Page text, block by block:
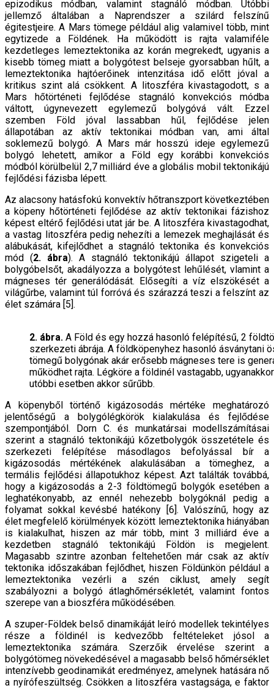
epizodikus módban, valamint stagnáló módban. Utóbbi
jellemző általában a Naprendszer a szilárd felszínű
égitestjeire. A Mars tömege például alig valamivel több, mint
egytizede a Földének. Ha működött is rajta valamiféle
kezdetleges lemeztektonika az korán megrekedt, ugyanis a
kisebb tömeg miatt a bolygótest belseje gyorsabban hűlt, a
lemeztektonika hajtóerőinek intenzitása idő előtt jóval a
kritikus szint alá csökkent. A litoszféra kivastagodott, s a
Mars hőtörténeti fejlődése stagnáló konvekciós módba
váltott, úgynevezett egylemezű bolygóvá vált. Ezzel
szemben Föld jóval lassabban hűl, fejlődése jelen
állapotában az aktív tektonikai módban van, ami által
soklemezű bolygó. A Mars már hosszú ideje egylemezű
bolygó lehetett, amikor a Föld egy korábbi konvekciós
módból körülbelül 2,7 milliárd éve a globális mobil tektonikájú
fejlődési fázisba lépett.
Az alacsony hatásfokú konvektív hőtranszport következtében
a köpeny hőtörténeti fejlődése az aktív tektonikai fázishoz
képest eltérő fejlődési utat jár be. A litoszféra kivastagodhat,
a vastag litoszféra pedig nehezíti a lemezek meghajlását és
alábukását, kifejlődhet a stagnáló tektonika és konvekciós
mód (2. ábra). A stagnáló tektonikájú állapot szigeteli a
bolygóbelsőt, akadályozza a bolygótest lehűlését, vlamint a
mágneses tér generálódását. Elősegíti a víz elszökését a
világűrbe, valamint túl forróvá és szárazzá teszi a felszínt az
élet számára [5].
2. ábra. A Föld és egy hozzá hasonló felépítésű, 2
szerkezeti ábrája. A földköpenyhez hasonló ásványtani
tömegű bolygónak akár erősebb mágneses tere is
működhet rajta. Légköre a földinél vastagabb,
utóbbi esetben akkor sűrűbb.
A köpenyből történő kigázosodás mértéke meghatározó
jelentőségű a bolygólégkörök kialakulása és fejlődése
szempontjából. Dorn C. és munkatársai modellszámításai
szerint a stagnáló tektonikájú kőzetbolygók összetétele és
szerkezeti felépítése másodlagos befolyással bír a
kigázosodás mértékének alakulásában a tömeghez, a
termális fejlődési állapotukhoz képest. Azt találták továbbá,
hogy a kigázosodás a 2-3 földtömegű bolygók esetében a
leghatékonyabb, az ennél nehezebb bolygóknál pedig a
folyamat sokkal kevésbé hatékony [6]. Valószínű, hogy az
élet megfelelő körülmények között lemeztektonika hiányában
is kialakulhat, hiszen az már több, mint 3 milliárd éve a
kezdetben stagnáló tektonikájú Földön is megjelent.
Magasabb szintre azonban feltehetően már csak az aktív
tektonika időszakában fejlődhet, hiszen Földünkön például a
lemeztektonika vezérli a szén ciklust, amely segít
szabályozni a bolygó átlaghőmérsékletét, valamint fontos
szerepe van a bioszféra működésében.
A szuper-Földek belső dinamikáját leíró modellek tekintélyes
része a földinél is kedvezőbb feltételeket jósol a
lemeztektonika számára. Szerzőik érvelése szerint a
bolygótömeg növekedésével a magasabb belső hőmérséklet
intenzívebb geodinamikát eredményez, amelynek hatására nő
a nyírófeszültség. Csökken a litoszféra vastagsága, e faktor